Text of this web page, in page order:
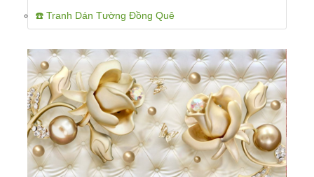
☎️ Tranh Dán Tường Đồng Quê